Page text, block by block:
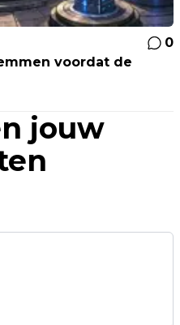
0
voordat de
jouw